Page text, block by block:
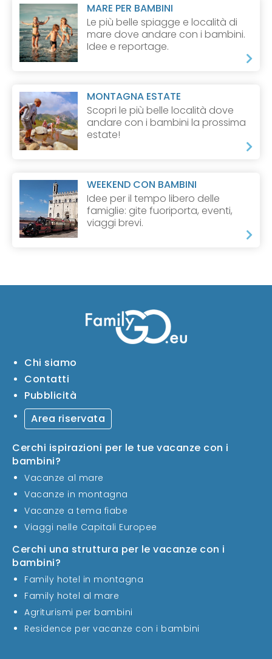
MARE PER BAMBINI
Le più belle spiagge e località di
mare dove andare con i bambini.
Idee e reportage.
MONTAGNA ESTATE
Scopri le più belle località dove
andare con i bambini la prossima
estate!
WEEKEND CON BAMBINI
Idee per il tempo libero delle
famiglie: gite fuoriporta, eventi,
viaggi brevi.
Chi siamo
Contatti
Pubblicità
Area riservata
Cerchi ispirazioni per le tue vacanze con i
bambini?
Vacanze al mare
Vacanze in montagna
Vacanze a tema fiabe
Viaggi nelle Capitali Europee
Cerchi una struttura per le vacanze con i
bambini?
Family hotel in montagna
Family hotel al mare
Agriturismi per bambini
Residence per vacanze con i bambini